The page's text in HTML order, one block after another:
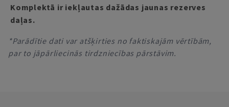
Komplektā ir iekļautas dažādas jaunas rezerves
daļas.
*Parādītie dati var atšķirties no faktiskajām vērtībām,
par to jāpārliecinās tirdzniecības pārstāvim.